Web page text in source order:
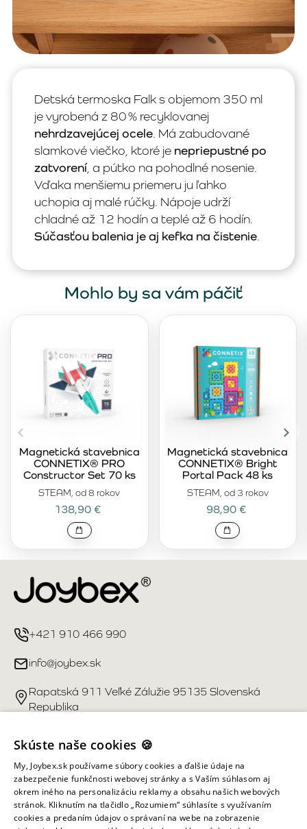
Detská termoska Falk s objemom 350 ml
je vyrobená z 80 % recyklovanej
nehrdzavejúcej ocele. Má zabudované
slamkové viečko, ktoré je nepriepustné po
zatvorení, a pútko na pohodlné nosenie.
Vďaka menšiemu priemeru ju ľahko
uchopia aj malé rúčky. Nápoje udrží
chladné až 12 hodín a teplé až 6 hodín.
Súčasťou balenia je aj kefka na čistenie.
Mohlo by sa vám páčiť
STEAM, od 8 rokov
Magnetická stavebnica
CONNETIX® PRO
Constructor Set 70 ks
138,90 €
STEAM, od 3 rokov
Magnetická stavebnica
CONNETIX® Bright
Portal Pack 48 ks
98,90 €
+421 910 466 990
info@joybex.sk
Rapatská 911 Veľké Zálužie 95135 Slovenská
Republika
Užitočné odkazy
Účet
Informácie obchodu
Skúste naše cookies 🍪
My, Joybex.sk používame súbory cookies a ďalšie údaje na
zabezpečenie funkčnosti webovej stránky a s Vaším súhlasom aj
okrem iného na personalizáciu reklamy a obsahu našich webových
stránok. Kliknutím na tlačidlo „Rozumiem“ súhlasíte s využívaním
cookies a predaním údajov o správaní na webe na zobrazenie